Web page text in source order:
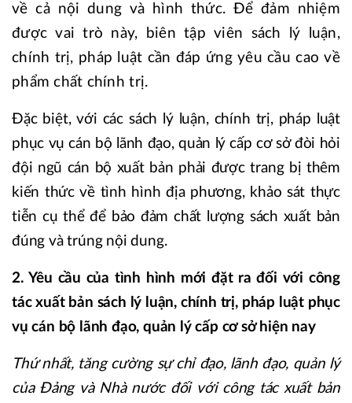
về cả nội dung và hình thức. Để đảm nhiệm
được vai trò này, biên tập viên sách lý luận,
chính trị, pháp luật cần đáp ứng yêu cầu cao về
phẩm chất chính trị.
Đặc biệt, với các sách lý luận, chính trị, pháp luật
phục vụ cán bộ lãnh đạo, quản lý cấp cơ sở đòi hỏi
đội ngũ cán bộ xuất bản phải được trang bị thêm
kiến thức về tình hình địa phương, khảo sát thực
tiễn cụ thể để bảo đảm chất lượng sách xuất bản
đúng và trúng nội dung.
2. Yêu cầu của tình hình mới đặt ra đối với công
tác xuất bản sách lý luận, chính trị, pháp luật phục
vụ cán bộ lãnh đạo, quản lý cấp cơ sở hiện nay
Thứ nhất, tăng cường sự chỉ đạo, lãnh đạo, quản lý
của Đảng và Nhà nước đối với công tác xuất bản